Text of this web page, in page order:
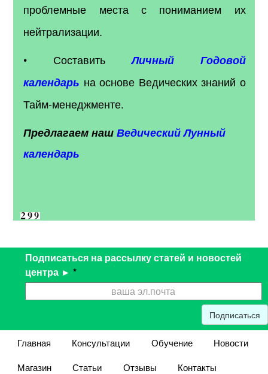
проблемные места с пониманием их
нейтрализации.
• СоставитьЛичный Годовой
календарь на основе Ведических знаний о
Тайм-менеджменте.
Предлагаем нашВедический Лунный
календарь
Подписаться на рассылку статей и новостей
центра ► *
Подписаться
Главная Консультации Обучение
Новости
Магазин
Статьи Отзывы
Контакты